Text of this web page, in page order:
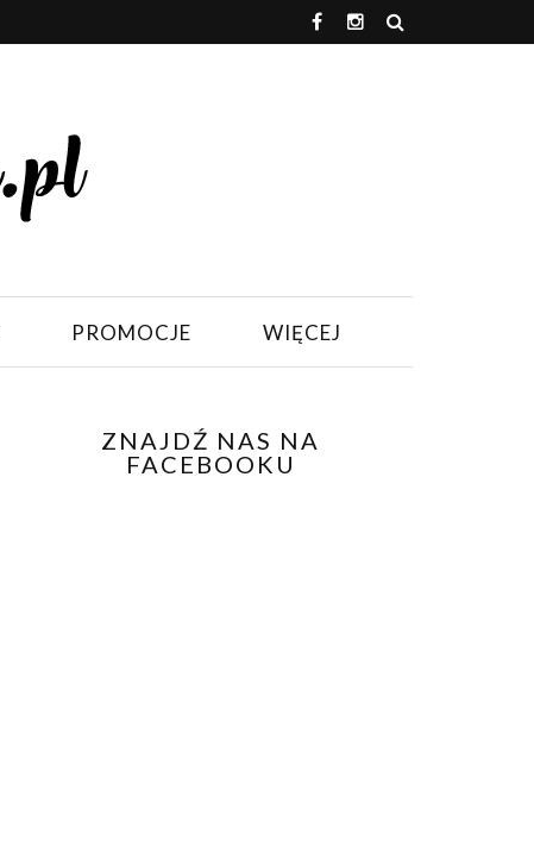
PROMOCJE WIĘCEJ
ZNAJDŹ NAS NA
FACEBOOKU